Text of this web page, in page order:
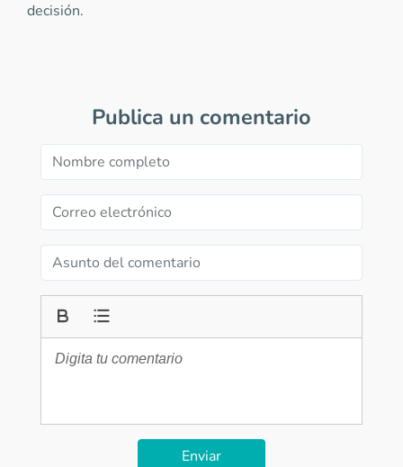
decisión.
Publica un comentario
Enviar